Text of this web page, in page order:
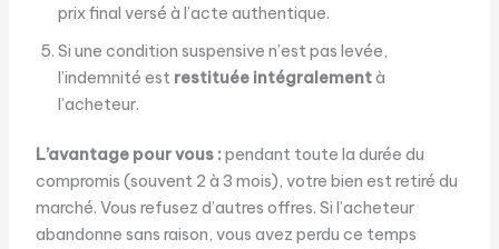
prix final versé à l’acte authentique.
Si une condition suspensive n’est pas levée,
l’indemnité est restituée intégralementà
l’acheteur.
L’avantage pour vous :pendant toute la durée du
compromis (souvent 2 à 3 mois), votre bien est retiré du
marché. Vous refusez d’autres offres. Si l’acheteur
abandonne sans raison, vous avez perdu ce temps